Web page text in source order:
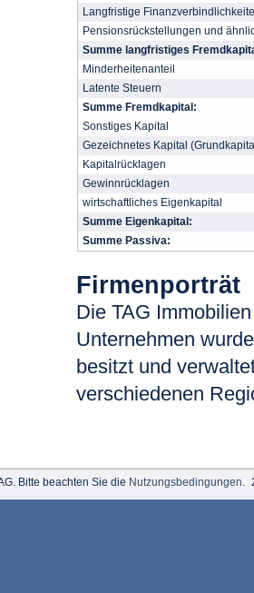
Langfristige
Pensionsrückstellungen und
Summe langfristiges
Minderheitenanteil
Latente Steuern
Summe Fremdkapital:
Sonstiges Kapital
Gezeichnetes Kapital
Kapitalrücklagen
Gewinnrücklagen
wirtschaftliches Eigenkapital
Summe Eigenkapital:
Summe Passiva:
Firmenporträt
Die TAG
Unternehmen
besitzt und
verschiedenen
Bitte beachten Sie die Nutzungsbedingungen.